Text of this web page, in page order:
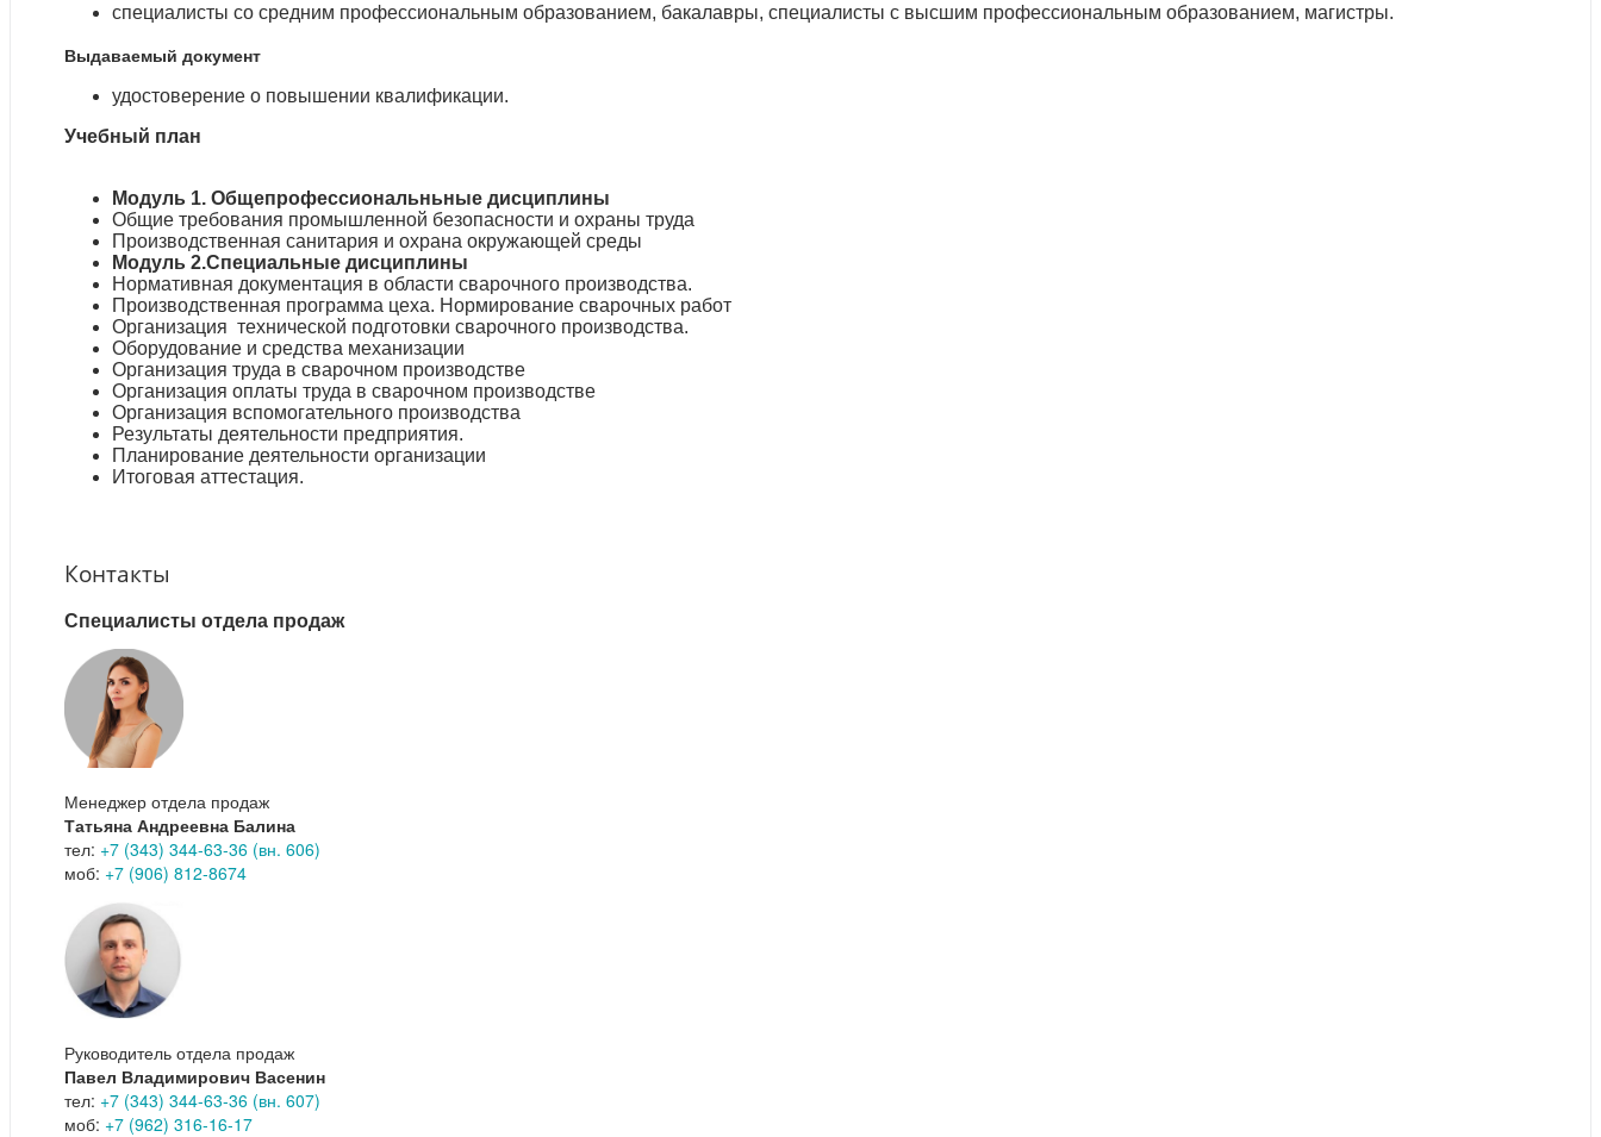
специалисты со средним профессиональным образованием, бакалавры, специалисты с высшим профессиональным образованием, магистры.
Выдаваемый документ
удостоверение о повышении квалификации.
Учебный план
Модуль 1. Общепрофессиональньные дисциплины
Общие требования промышленной безопасности и охраны труда
Производственная санитария и охрана окружающей среды
Модуль 2.Специальные дисциплины
Нормативная документация в области сварочного производства.
Производственная программа цеха. Нормирование сварочных работ
Организация технической подготовки сварочного производства.
Оборудование и средства механизации
Организация труда в сварочном производстве
Организация оплаты труда в сварочном производстве
Организация вспомогательного производства
Результаты деятельности предприятия.
Планирование деятельности организации
Итоговая аттестация.
Контакты
Специалисты отдела продаж
Менеджер отдела продаж
Татьяна Андреевна Балина
тел: +7 (343) 344-63-36 (вн. 606)
моб: +7 (906) 812-8674
Руководитель отдела продаж
Павел Владимирович Васенин
тел: +7 (343) 344-63-36 (вн. 607)
моб: +7 (962) 316-16-17